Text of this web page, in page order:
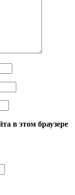
в этом браузере